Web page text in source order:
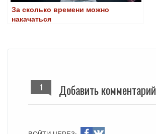
За сколько времени можно
накачаться
1 Добавить комментарий